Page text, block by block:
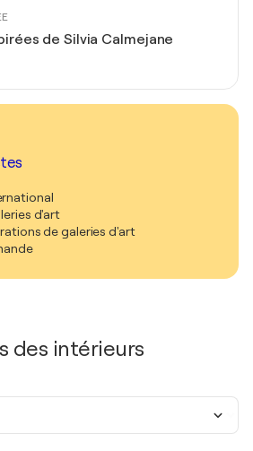
de Silvia Calmejane
d'art
de galeries d'art
des intérieurs